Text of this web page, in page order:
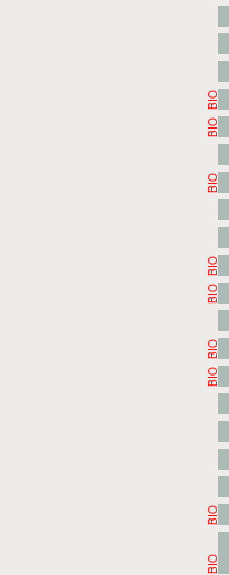
BIO
BIO
BIO
BIO
BIO
BIO
BIO
BIO
BIO